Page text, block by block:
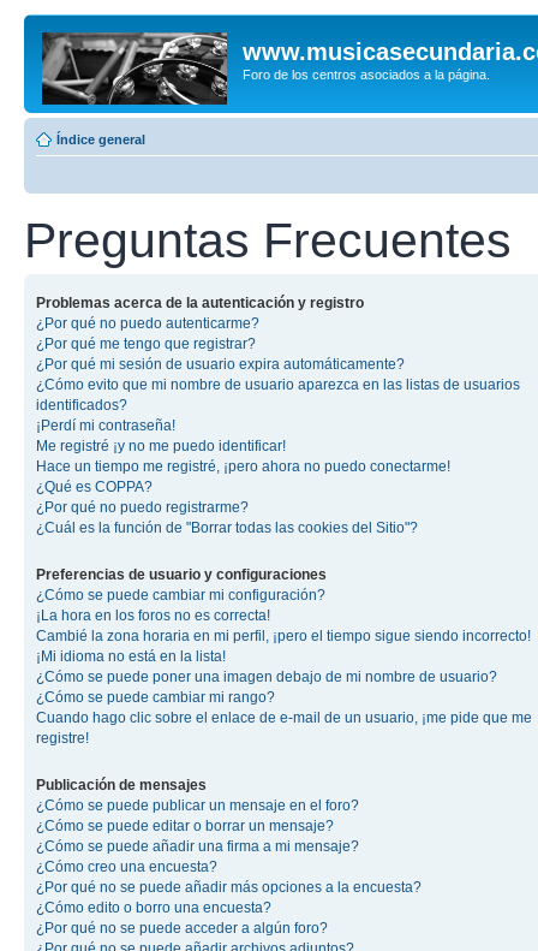
Foro de los centros asociados a la página.
Índice general
Preguntas Frecuentes
Problemas acerca de la autenticación y registro
¿Por qué no puedo autenticarme?
¿Por qué me tengo que registrar?
¿Por qué mi sesión de usuario expira automáticamente?
¿Cómo evito que mi nombre de usuario aparezca en las listas de usuarios
identificados?
¡Perdí mi contraseña!
Me registré ¡y no me puedo identificar!
Hace un tiempo me registré, ¡pero ahora no puedo conectarme!
¿Qué es COPPA?
¿Por qué no puedo registrarme?
¿Cuál es la función de "Borrar todas las cookies del Sitio"?
Preferencias de usuario y configuraciones
¿Cómo se puede cambiar mi configuración?
¡La hora en los foros no es correcta!
Cambié la zona horaria en mi perfil, ¡pero el tiempo sigue siendo incorrecto!
¡Mi idioma no está en la lista!
¿Cómo se puede poner una imagen debajo de mi nombre de usuario?
¿Cómo se puede cambiar mi rango?
Cuando hago clic sobre el enlace de e-mail de un usuario, ¡me pide que me
registre!
Publicación de mensajes
¿Cómo se puede publicar un mensaje en el foro?
¿Cómo se puede editar o borrar un mensaje?
¿Cómo se puede añadir una firma a mi mensaje?
¿Cómo creo una encuesta?
¿Por qué no se puede añadir más opciones a la encuesta?
¿Cómo edito o borro una encuesta?
¿Por qué no se puede acceder a algún foro?